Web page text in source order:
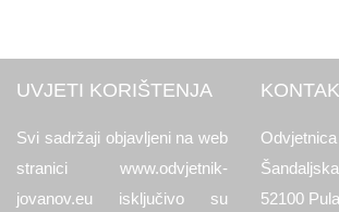
UVJETI KORIŠTENJA
Svi sadržaji objavljeni na web
stranici www.odvjetnik-
jovanov.eu isključivo su
52100